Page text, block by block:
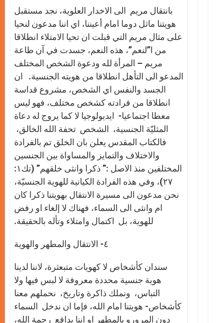
بانتقال مريم الى الاخدار العلوية، نجد مستقبل
هويتنا ماثل دوما امام أعيننا، اي اننا مدعون لنحيا
على مثال مريم التي قبلت ان تحيا الامتلاء انطلاقا
من ا”لنعم”، هذه النعم، جسدت في آن طاعة
مريم – المرأة لله ودعوة الشخص المختلف
المدعو الى التأهل انطلاقا من هويته الجنسية. ان
الجسد والنفس اي الشخص، مشروع قداسة
انطلاقا من فرادته كشخص مختلف، فهو ليس
معطا اجتماعيا- ايديولوجيا لا كما يروج له دعاة
المثليّة الجنسية، الشخص تحفة الله الخالق،
فالكتاب المقدس يعلن بان الخلق تم بالفرادة
والاختلاف والتمايز والمساواة بين الجنسين
المختلفين منذ الاصل :” ذكرا وانثى خلقهم” (تك١:
٢٧)، وفي هذه الفرادة الكيانية للهوية الجنسيّة،
نحن مدعون الى مسيرة الانتقال بهويتنا ذكرا كان
ام وانثى الى السماء، فهناك لا إلغاء او رفض
للهوية، بل اكتمال وامتلاء وتأله بالحقيقة.
٤- الانتقال والمطهر والهوية
سندان كأشخاص لا كهويات متبعثرة، لاننا لدينا
هوية جنسية محددة معروفة لا لبس فيها ولا
التباس، ونملك ذاكرة وتاريخ، نحملهم معنا
كأشخاص- هويتنا امام الله، فإما ان ندخل السماء
دون المرورو بالمطهر او اننا بدافع رحمة الله،